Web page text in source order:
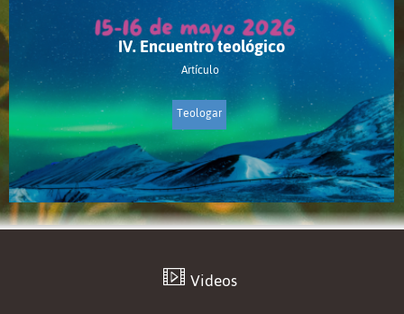
IV. Encuentro teológico
Artículo
Teologar
Videos